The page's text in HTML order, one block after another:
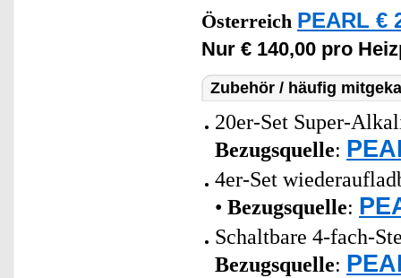
Österreich PEARL €
Nur € 140,00 pro
Zubehör / häufig
20er-Set Super-
Bezugsquelle:
4er-Set
• Bezugsquelle:
Schaltbare 4-fach-
Bezugsquelle: